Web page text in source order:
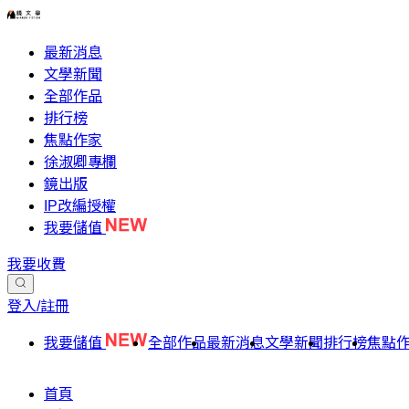
最新消息
文學新聞
全部作品
排行榜
焦點作家
徐淑卿專欄
鏡出版
IP改編授權
我要儲值
我要收費
登入/註冊
我要儲值 全部作品最新消息文學新聞排行榜焦點
首頁